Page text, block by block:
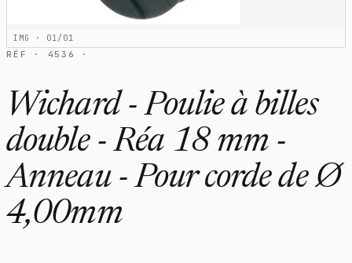
IMG · 01/01
RÉF · 4536 ·
Wichard - Poulie à billes
double - Réa 18 mm -
Anneau - Pour corde de Ø
4,00mm